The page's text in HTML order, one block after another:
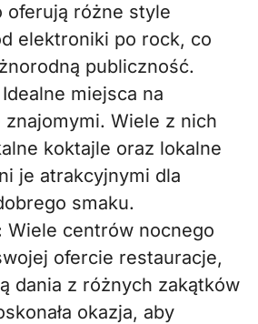
oferują różne style
elektroniki po rock, co
publiczność.
Idealne miejsca na
znajomymi. Wiele z nich
koktajle oraz lokalne
je atrakcyjnymi dla
smaku.
Wiele centrów nocnego
ofercie restauracje,
dania z różnych zakątków
okazja, aby